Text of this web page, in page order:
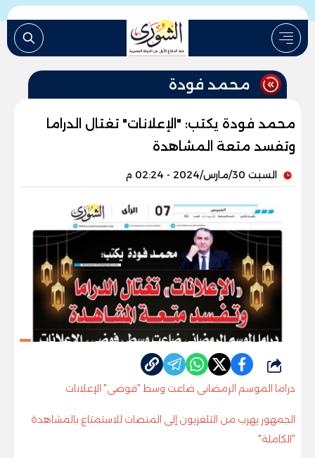
محمد فودة
محمد فودة يكتب: "الإعلانات" تغتال الدراما
وتفسد متعة المشاهدة
السبت 30/مارس/2024 - 02:24 م
شارك
دراما الموسم الرمضانى ضاعت وسط "فوضى" الإعلانات
الجمهور يهرب من التلفزيون إلى المنصات للاستمتاع بالمشاهدة
"الكاملة"